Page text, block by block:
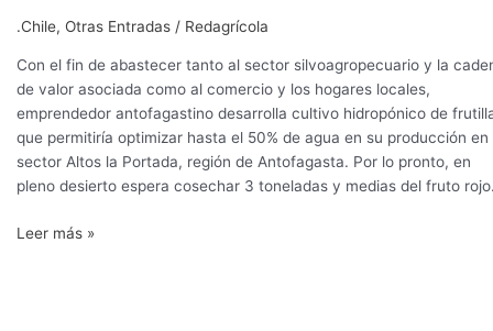
.Chile, Otras Entradas / Redagrícola
Con el fin de abastecer tanto al sector silvoagropecuario y la
de valor asociada como al comercio y los hogares locales,
emprendedor antofagastino desarrolla cultivo hidropónico de
que permitiría optimizar hasta el 50% de agua en su producción en
sector Altos la Portada, región de Antofagasta. Por lo pronto, en
pleno desierto espera cosechar 3 toneladas y medias del fruto
fribra
coco
ahorrando
uso
agua
Leer más »